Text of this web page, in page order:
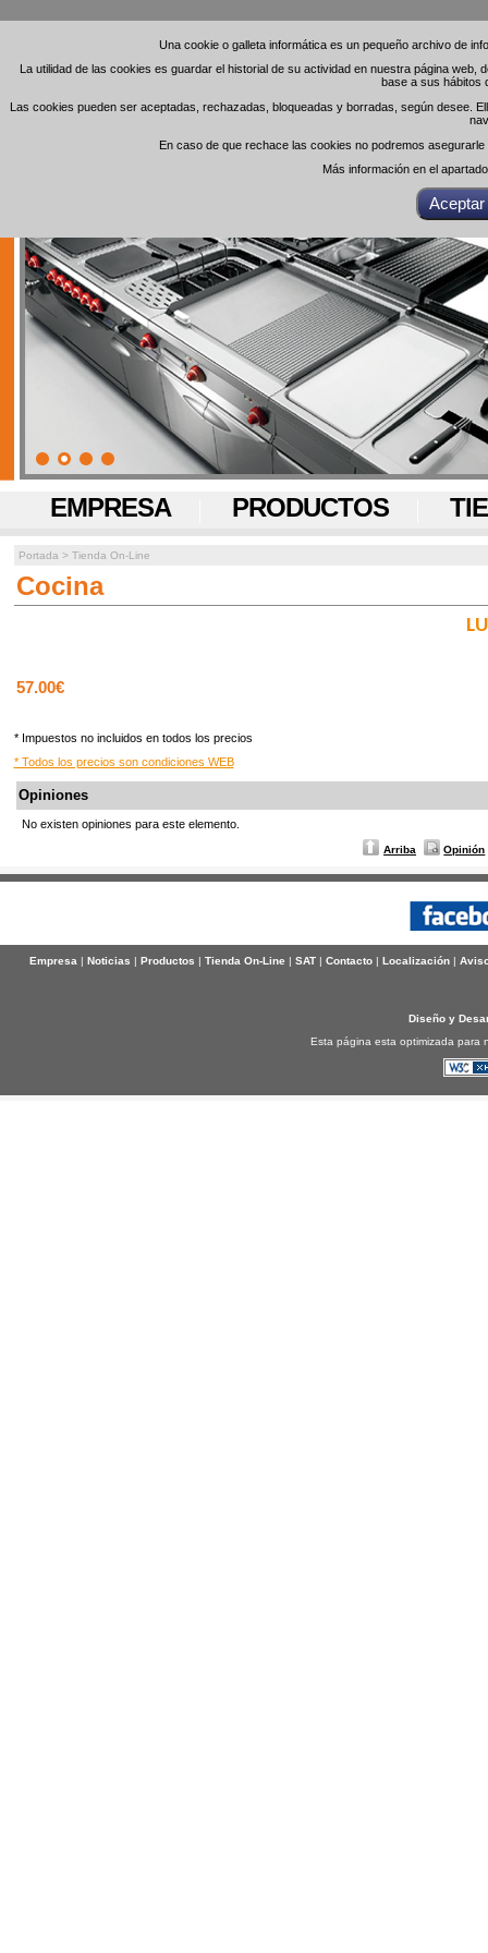
Una cookie o galleta informática es un pequeño archivo de
La utilidad de las cookies es guardar el historial de su actividad en nuestra página
base a sus hábitos
Las cookies pueden ser aceptadas, rechazadas, bloqueadas y borradas, según desee.
En caso de que rechace las cookies no podremos
Más información en el
Una cookie o galleta informática es un pequeño archivo de
La utilidad de las cookies es guardar el historial de su actividad en nuestra página
base a sus hábitos
Las cookies pueden ser aceptadas, rechazadas, bloqueadas y borradas, según desee.
En caso de que rechace las cookies no podremos
Más información en el
EMPRESA PRODUCTOS
Portada > Tienda On-Line
Cocina
57.00€
* Impuestos no incluidos en todos los precios
* Todos los precios son condiciones WEB
Opiniones
No existen opiniones para este elemento.
Arriba Opinión
Empresa| Noticias | Productos | Tienda On-Line | SAT| Contacto| Localización|
Diseño y
Esta página esta optimizada para